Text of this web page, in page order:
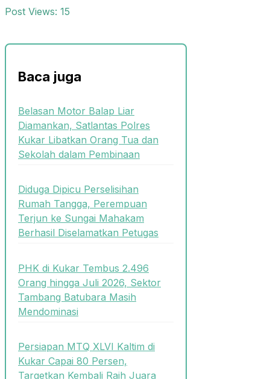
Post Views: 15
Baca juga
Belasan Motor Balap Liar
Diamankan, Satlantas Polres
Kukar Libatkan Orang Tua dan
Sekolah dalam Pembinaan
Diduga Dipicu Perselisihan
Rumah Tangga, Perempuan
Terjun ke Sungai Mahakam
Berhasil Diselamatkan Petugas
PHK di Kukar Tembus 2.496
Orang hingga Juli 2026, Sektor
Tambang Batubara Masih
Mendominasi
Persiapan MTQ XLVI Kaltim di
Kukar Capai 80 Persen,
Targetkan Kembali Raih Juara